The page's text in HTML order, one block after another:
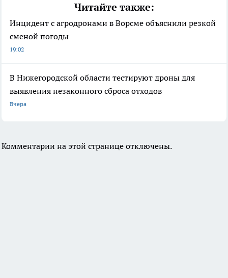
Читайте также:
Инцидент с агродронами в Ворсме объяснили резкой
сменой погоды
19:02
В Нижегородской области тестируют дроны для
выявления незаконного сброса отходов
Вчера
Комментарии на этой странице отключены.